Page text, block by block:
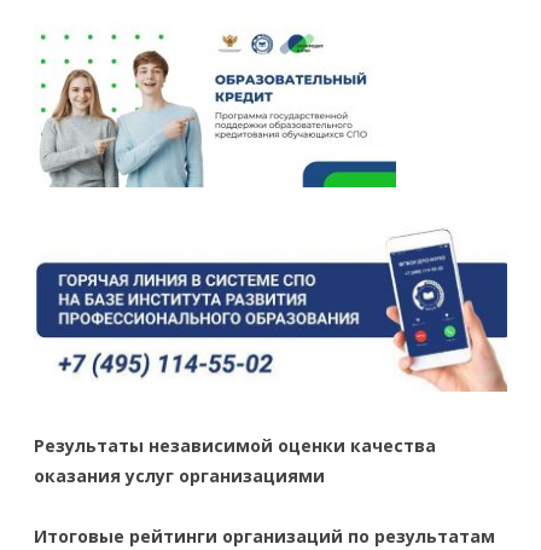
Результаты независимой оценки качества
оказания услуг организациями
Итоговые рейтинги организаций по результатам